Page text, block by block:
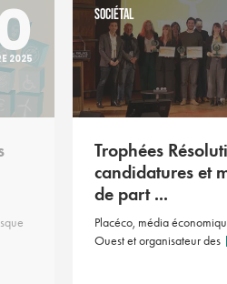
2025
SOCIÉTAL
Trophées
candidatures et
de part ...
Placéco, média
Ouest et organisateur des